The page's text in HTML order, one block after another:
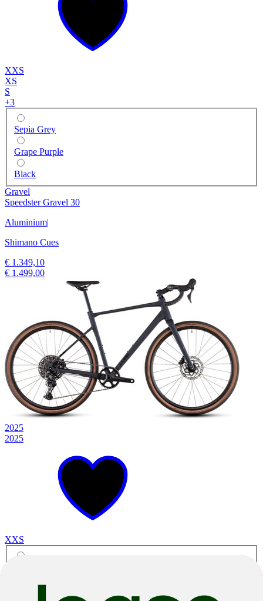
XXS
XS
S
+3
Sepia Grey
Grape Purple
Black
Gravel
Speedster Gravel 30
Aluminium|
Shimano Cues
€ 1.349,10
€ 1.499,00
2025
2025
XXS